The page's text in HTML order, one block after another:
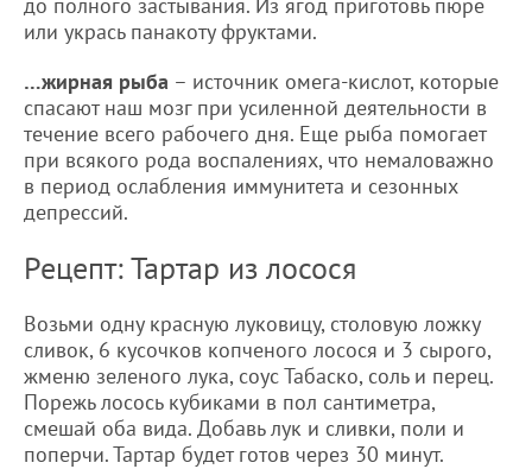
или укрась панакоту фруктами.
…жирная рыба – источник омега-кислот, которые
спасают наш мозг при усиленной деятельности в
течение всего рабочего дня. Еще рыба помогает
при всякого рода воспалениях, что немаловажно
в период ослабления иммунитета и сезонных
депрессий.
Рецепт: Тартар из лосося
Возьми одну красную луковицу, столовую ложку
сливок, 6 кусочков копченого лосося и 3 сырого,
жменю зеленого лука, соус Табаско, соль и перец.
Порежь лосось кубиками в пол сантиметра,
смешай оба вида. Добавь лук и сливки, поли и
поперчи. Тартар будет готов через 30 минут.